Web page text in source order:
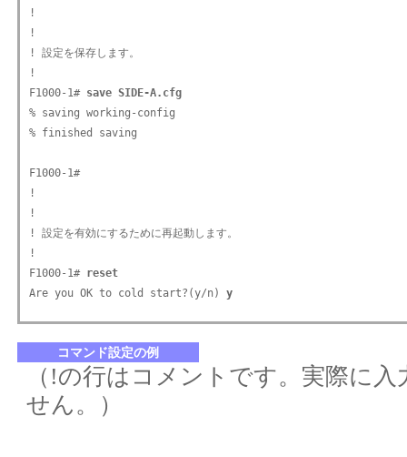
!
!
! 設定を保存します。
!
F1000-1# save SIDE-A.cfg
% saving working-config
% finished saving
F1000-1#
!
!
! 設定を有効にするために再起動します。
!
F1000-1# reset
Are you OK to cold start?(y/n) y
コマンド設定の例
（!の行はコメントです。実際に
せん。）